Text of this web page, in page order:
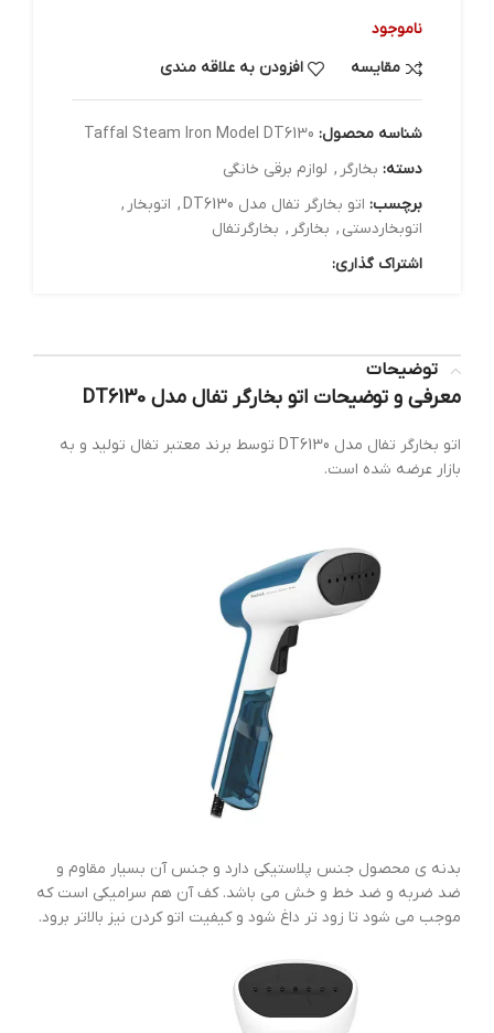
ناموجود
مقایسه
افزودن به علاقه مندی
شناسه محصول: Taffal Steam Iron Model DT6130
دسته: بخارگر , لوازم برقی خانگی
برچسب: اتو بخارگر تفال مدل DT6130 , اتوبخار ,
اتوبخاردستی , بخارگر , بخارگرتفال
اشتراک گذاری:
توضیحات
معرفی و توضیحات اتو بخارگر تفال مدل DT6130
اتو بخارگر تفال مدل DT6130 توسط برند معتبر تفال تولید و به
بازار عرضه شده است.
بدنه ی محصول جنس پلاستیکی دارد و جنس آن بسیار مقاوم و
ضد ضربه و ضد خط و خش می باشد. کف آن هم سرامیکی است که
موجب می شود تا زود تر داغ شود و کیفیت اتو کردن نیز بالاتر برود.